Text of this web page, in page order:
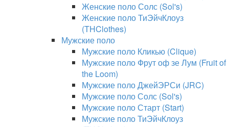
Женские поло Солс (Sol's)
Женские поло ТиЭйчКлоуз
(THClothes)
Мужские поло
Мужские поло Кликью (Clique)
Мужские поло Фрут оф зе Лум (Fruit of
the Loom)
Мужские поло ДжейЭРСи (JRC)
Мужские поло Солс (Sol's)
Мужские поло Старт (Start)
Мужские поло ТиЭйчКлоуз